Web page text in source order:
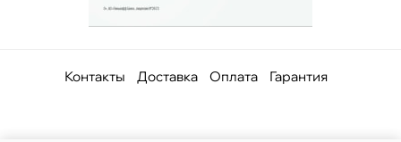
Контакты Доставка Оплата Гарантия